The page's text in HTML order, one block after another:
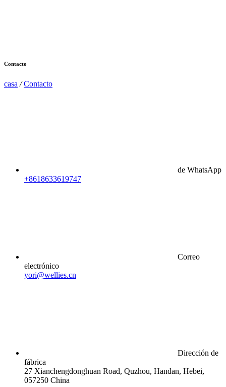
Contacto
casa /Contacto
de WhatsApp
+8618633619747
Correo
electrónico
yori@wellies.cn
Dirección de
fábrica
27 Xianchengdonghuan Road, Quzhou, Handan, Hebei,
057250 China